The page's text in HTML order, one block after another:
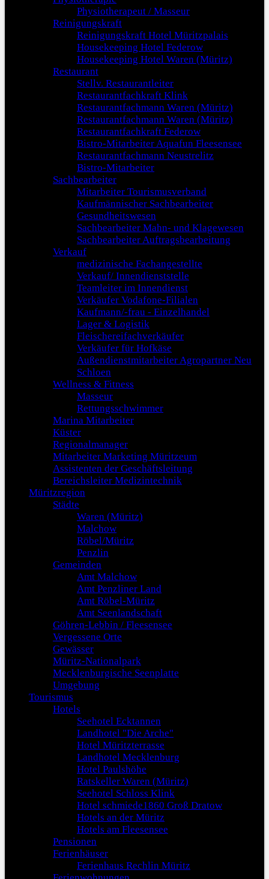
Physiotherapeut / Masseur
Reinigungskraft
Reinigungskraft Hotel Müritzpalais
Housekeeping Hotel Federow
Housekeeping Hotel Waren (Müritz)
Restaurant
Stellv. Restaurantleiter
Restaurantfachkraft Klink
Restaurantfachmann Waren (Müritz)
Restaurantfachmann Waren (Müritz)
Restaurantfachkraft Federow
Bistro-Mitarbeiter Aquafun Fleesensee
Restaurantfachmann Neustrelitz
Bistro-Mitarbeiter
Sachbearbeiter
Mitarbeiter Tourismusverband
Kaufmännischer Sachbearbeiter
Gesundheitswesen
Sachbearbeiter Mahn- und Klagewesen
Sachbearbeiter Auftragsbearbeitung
Verkauf
medizinische Fachangestellte
Verkauf/ Innendienststelle
Teamleiter im Innendienst
Verkäufer Vodafone-Filialen
Kaufmann/-frau - Einzelhandel
Lager & Logistik
Fleischereifachverkäufer
Verkäufer für Hofkäse
Außendienstmitarbeiter Agropartner Neu
Schloen
Wellness & Fitness
Masseur
Rettungsschwimmer
Marina Mitarbeiter
Küster
Regionalmanager
Mitarbeiter Marketing Müritzeum
Assistenten der Geschäftsleitung
Bereichsleiter Medizintechnik
Müritzregion
Städte
Waren (Müritz)
Malchow
Röbel/Müritz
Penzlin
Gemeinden
Amt Malchow
Amt Penzliner Land
Amt Röbel-Müritz
Amt Seenlandschaft
Göhren-Lebbin / Fleesensee
Vergessene Orte
Gewässer
Müritz-Nationalpark
Mecklenburgische Seenplatte
Umgebung
Tourismus
Hotels
Seehotel Ecktannen
Landhotel "Die Arche"
Hotel Müritzterrasse
Landhotel Mecklenburg
Hotel Paulshöhe
Ratskeller Waren (Müritz)
Seehotel Schloss Klink
Hotel schmiede1860 Groß Dratow
Hotels an der Müritz
Hotels am Fleesensee
Pensionen
Ferienhäuser
Ferienhaus Rechlin Müritz